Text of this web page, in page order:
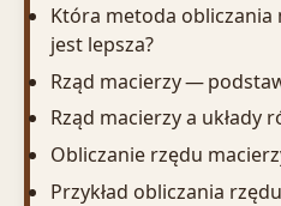
Która metoda
jest lepsza?
Rząd macierzy —
Rząd macierzy a układy
Obliczanie rzędu
Przykład obliczania